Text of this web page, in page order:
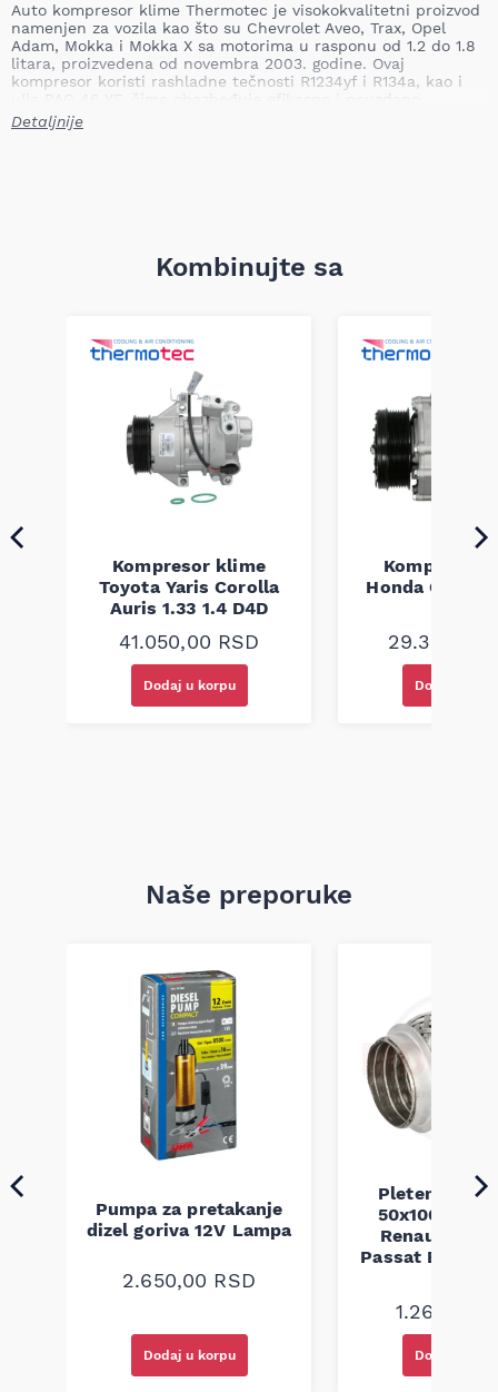
Auto kompresor klime Thermotec je visokokvalitetni proizvod
namenjen za vozila kao što su Chevrolet Aveo, Trax, Opel
Adam, Mokka i Mokka X sa motorima u rasponu od 1.2 do 1.8
litara, proizvedena od novembra 2003. godine. Ovaj
kompresor koristi rashladne tečnosti R1234yf i R134a, kao i
ulje PAG 46 YF, čime obezbeđuje efikasno i pouzdano
hlađenje u vašem vozilu.
Broj rebara: 6.0 kom
Prečnik remenice: 95.0 mm
Ovaj kompresor klime pruža optimalnu funkcionalnost i
pouzdanost, čime će doprineti udobnosti i efikasnosti
hlađenja vašeg vozila. Napominjemo da je važno proveriti
kompatibilnost kompresora po broju šasije (VIN) ili prema
oznaci sa originalnog kompresora, kako bi se osigurao tačan
Detaljnije
Kombinujte sa
Kompresor klime
Toyota Yaris Corolla
Auris 1.33 1.4 D4D
41.050,00 RSD
Dodaj u korpu
Kompresor
Honda CR-V
29.350,00
Dodaj u
Naše preporuke
Pumpa za pretakanje
dizel goriva 12V Lampa
2.650,00 RSD
Dodaj u korpu
Pletenica
50x100 Audi
Renault
Passat B5
1.260,00
Dodaj u